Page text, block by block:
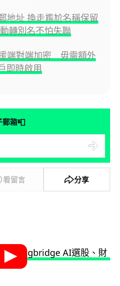
地址 換走尷尬名稱保留
轉別名不怕失聯
端對端加密 毋需額外
即時啟用
郵箱📮
看留言 分享